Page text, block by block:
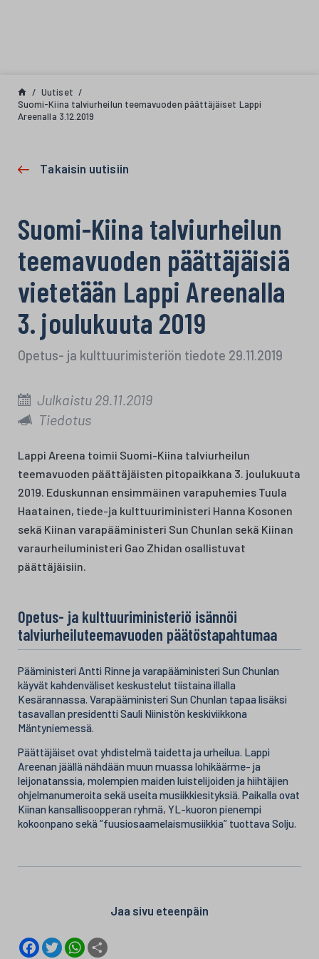
Uutiset
Suomi-Kiina talviurheilun teemavuoden päättäjäiset Lappi
Areenalla 3.12.2019
Takaisin uutisiin
Suomi-Kiina talviurheilun
teemavuoden päättäjäisiä
vietetään Lappi Areenalla
3. joulukuuta 2019
Opetus- ja kulttuurimisteriön tiedote 29.11.2019
Julkaistu 29.11.2019
Tiedotus
Lappi Areena toimii Suomi-Kiina talviurheilun
teemavuoden päättäjäisten pitopaikkana 3. joulukuuta
2019. Eduskunnan ensimmäinen varapuhemies Tuula
Haatainen, tiede-ja kulttuuriministeri Hanna Kosonen
sekä Kiinan varapääministeri Sun Chunlan sekä Kiinan
varaurheiluministeri Gao Zhidan osallistuvat
päättäjäisiin.
Opetus- ja kulttuuriministeriö isännöi
talviurheiluteemavuoden päätöstapahtumaa
Pääministeri Antti Rinne ja varapääministeri Sun Chunlan
käyvät kahdenväliset keskustelut tiistaina illalla
Kesärannassa. Varapääministeri Sun Chunlan tapaa lisäksi
tasavallan presidentti Sauli Niinistön keskiviikkona
Mäntyniemessä.
Päättäjäiset ovat yhdistelmä taidetta ja urheilua. Lappi
Areenan jäällä nähdään muun muassa lohikäärme- ja
leijonatanssia, molempien maiden luistelijoiden ja hiihtäjien
ohjelmanumeroita sekä useita musiikkiesityksiä. Paikalla ovat
Kiinan kansallisoopperan ryhmä, YL-kuoron pienempi
kokoonpano sekä ”fuusiosaamelaismusiikkia” tuottava Solju.
Jaa sivu eteenpäin
F
a
T
w
W
h